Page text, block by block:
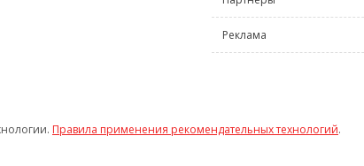
Реклама
Правила применения рекомендательных технологий.